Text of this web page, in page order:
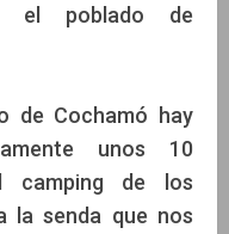
el poblado de
de Cochamó hay
unos 10
camping de los
la senda que nos